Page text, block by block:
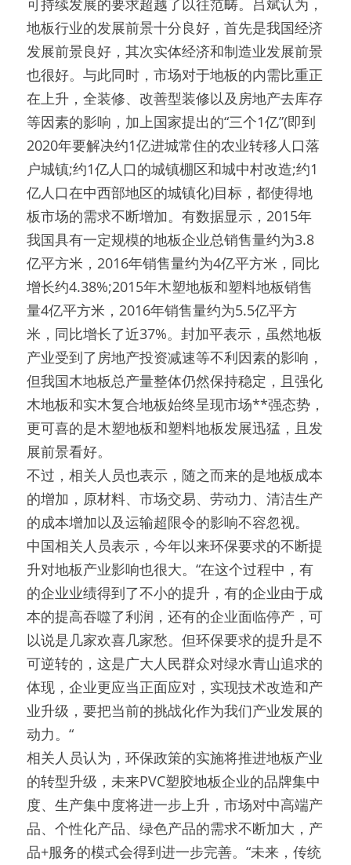
可持续发展的要求超越了以往范畴。吕斌认为，
地板行业的发展前景十分良好，首先是我国经济
发展前景良好，其次实体经济和制造业发展前景
也很好。与此同时，市场对于地板的内需比重正
在上升，全装修、改善型装修以及房地产去库存
等因素的影响，加上国家提出的“三个1亿”(即到
2020年要解决约1亿进城常住的农业转移人口落
户城镇;约1亿人口的城镇棚区和城中村改造;约1
亿人口在中西部地区的城镇化)目标，都使得地
板市场的需求不断增加。有数据显示，2015年
我国具有一定规模的地板企业总销售量约为3.8
亿平方米，2016年销售量约为4亿平方米，同比
增长约4.38%;2015年木塑地板和塑料地板销售
量4亿平方米，2016年销售量约为5.5亿平方
米，同比增长了近37%。封加平表示，虽然地板
产业受到了房地产投资减速等不利因素的影响，
但我国木地板总产量整体仍然保持稳定，且强化
木地板和实木复合地板始终呈现市场**强态势，
更可喜的是木塑地板和塑料地板发展迅猛，且发
展前景看好。
不过，相关人员也表示，随之而来的是地板成本
的增加，原材料、市场交易、劳动力、清洁生产
的成本增加以及运输超限令的影响不容忽视。
中国相关人员表示，今年以来环保要求的不断提
升对地板产业影响也很大。“在这个过程中，有
的企业业绩得到了不小的提升，有的企业由于成
本的提高吞噬了利润，还有的企业面临停产，可
以说是几家欢喜几家愁。但环保要求的提升是不
可逆转的，这是广大人民群众对绿水青山追求的
体现，企业更应当正面应对，实现技术改造和产
业升级，要把当前的挑战化作为我们产业发展的
动力。“
相关人员认为，环保政策的实施将推进地板产业
的转型升级，未来PVC塑胶地板企业的品牌集中
度、生产集中度将进一步上升，市场对中高端产
品、个性化产品、绿色产品的需求不断加大，产
品+服务的模式会得到进一步完善。“未来，传统